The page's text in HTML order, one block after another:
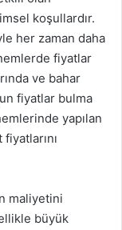
koşullardır.
her zaman daha
fiyatlar
ve bahar
fiyatlar bulma
yapılan
maliyetini
büyük